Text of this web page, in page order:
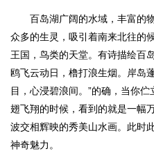
百岛湖广阔的水域，丰富的
众多的生灵，吸引着南来北往的
王国，鸟类的天堂。有诗描绘百
鸥飞云动日，橹打浪生烟。岸岛
目，心浸碧浪间。”的确，当你
翅飞翔的时候，看到的就是一幅
波交相辉映的秀美山水画。此时
神奇魅力。